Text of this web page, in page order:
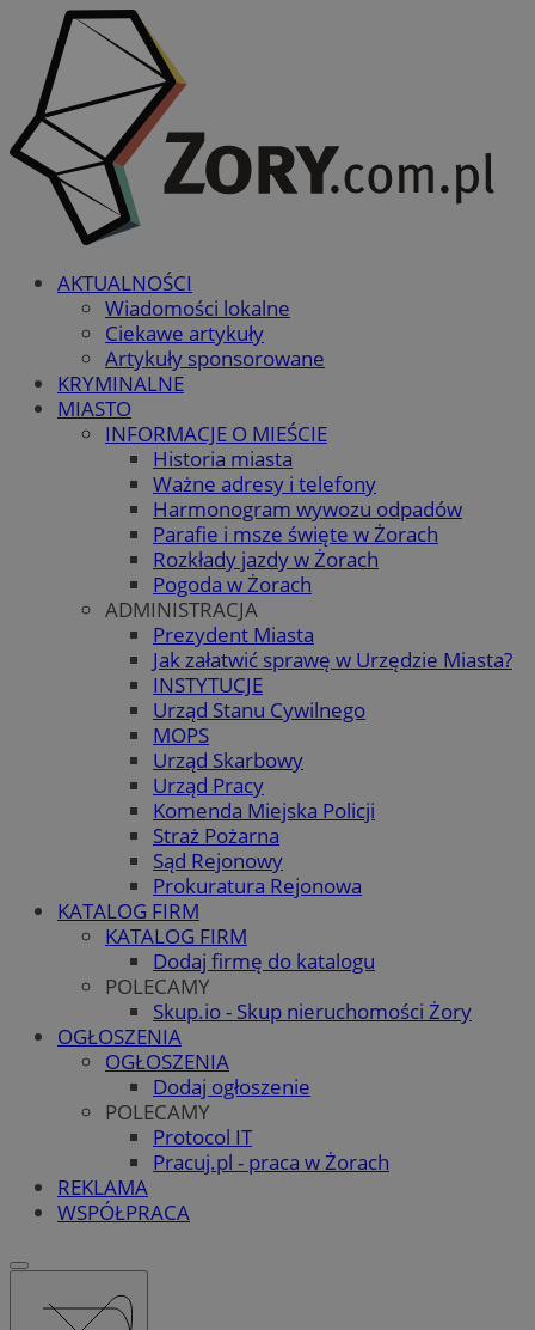
AKTUALNOŚCI
Wiadomości lokalne
Ciekawe artykuły
Artykuły sponsorowane
KRYMINALNE
MIASTO
INFORMACJE O MIEŚCIE
Historia miasta
Ważne adresy i telefony
Harmonogram wywozu odpadów
Parafie i msze święte w Żorach
Rozkłady jazdy w Żorach
Pogoda w Żorach
ADMINISTRACJA
Prezydent Miasta
Jak załatwić sprawę w Urzędzie Miasta?
INSTYTUCJE
Urząd Stanu Cywilnego
MOPS
Urząd Skarbowy
Urząd Pracy
Komenda Miejska Policji
Straż Pożarna
Sąd Rejonowy
Prokuratura Rejonowa
KATALOG FIRM
KATALOG FIRM
Dodaj firmę do katalogu
POLECAMY
Skup.io - Skup nieruchomości Żory
OGŁOSZENIA
OGŁOSZENIA
Dodaj ogłoszenie
POLECAMY
Protocol IT
Pracuj.pl - praca w Żorach
REKLAMA
WSPÓŁPRACA